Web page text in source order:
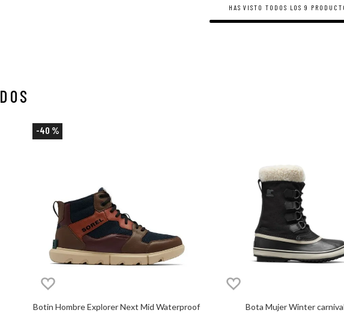
HAS VISTO TODOS LOS9
-40 %
Botin Hombre Explorer Next Mid Waterproof
Bota Mujer Winter